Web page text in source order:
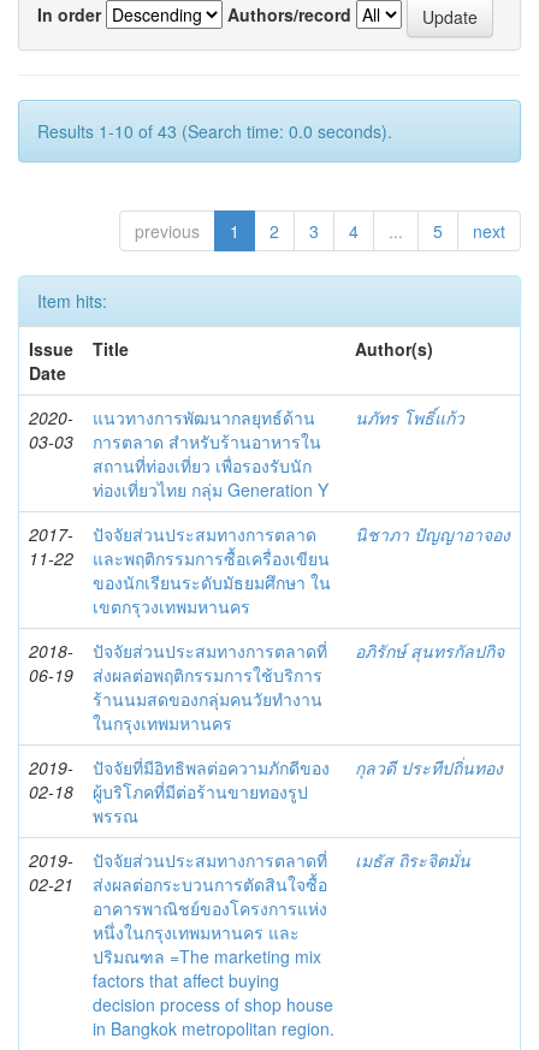
In order
Authors/record
Results 1-10 of 43 (Search time: 0.0 seconds).
previous 1 2 3 4 ... 5 next
Item hits:
Issue
Date
Title Author(s)
2020-
03-03
แนวทางการพัฒนากลยุทธ์ด้าน
การตลาด สำหรับร้านอาหารใน
สถานที่ท่องเที่ยว เพื่อรองรับนัก
ท่องเที่ยวไทย กลุ่ม Generation Y
นภัทร โพธิ์แก้ว
2017-
11-22
ปัจจัยส่วนประสมทางการตลาด
และพฤติกรรมการซื้อเครื่องเขียน
ของนักเรียนระดับมัธยมศึกษา ใน
เขตกรุวงเทพมหานคร
นิชาภา ปัญญาอาจอง
2018-
06-19
ปัจจัยส่วนประสมทางการตลาดที่
ส่งผลต่อพฤติกรรมการใช้บริการ
ร้านนมสดของกลุ่มคนวัยทำงาน
ในกรุงเทพมหานคร
อภิรักษ์ สุนทรกัลปกิจ
2019-
02-18
ปัจจัยที่มีอิทธิพลต่อความภักดีของ
ผู้บริโภคที่มีต่อร้านขายทองรูป
พรรณ
กุลวดี ประทีปถิ่นทอง
2019-
02-21
ปัจจัยส่วนประสมทางการตลาดที่
ส่งผลต่อกระบวนการตัดสินใจซื้อ
อาคารพาณิชย์ของโครงการแห่ง
หนึ่งในกรุงเทพมหานคร และ
ปริมณฑล =The marketing mix
factors that affect buying
decision process of shop house
in Bangkok metropolitan region.
เมธัส ถิระจิตมั่น